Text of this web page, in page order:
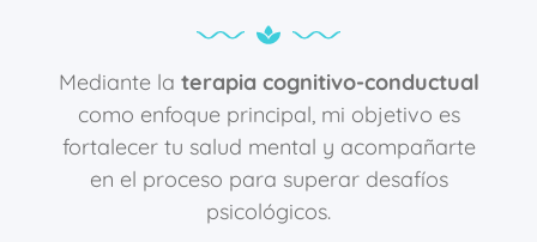
Mediante la terapia cognitivo-conductual
como enfoque principal, mi objetivo es
fortalecer tu salud mental y acompañarte
en el proceso para superar desafíos
psicológicos.